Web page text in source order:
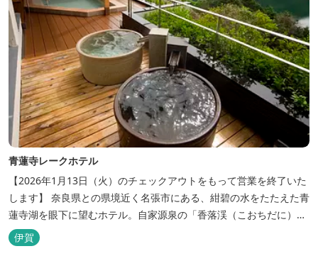
青蓮寺レークホテル
【2026年1月13日（火）のチェックアウトをもって営業を終了いた
します】 奈良県との県境近く名張市にある、紺碧の水をたたえた青
蓮寺湖を眼下に望むホテル。自家源泉の「香落渓（こおちだに）温
泉」は天然アルカリ泉。露天風呂から眺める湖は、遮るものがな
く、絶景と評判です。
伊賀